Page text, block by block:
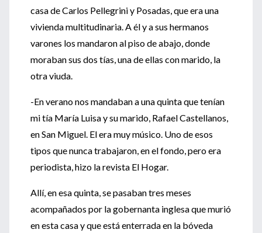
casa de Carlos Pellegrini y Posadas, que era una
vivienda multitudinaria. A él y a sus hermanos
varones los mandaron al piso de abajo, donde
moraban sus dos tías, una de ellas con marido, la
otra viuda.
-En verano nos mandaban a una quinta que tenían
mi tía María Luisa y su marido, Rafael Castellanos,
en San Miguel. El era muy músico. Uno de esos
tipos que nunca trabajaron, en el fondo, pero era
periodista, hizo la revista El Hogar.
Allí, en esa quinta, se pasaban tres meses
acompañados por la gobernanta inglesa que murió
en esta casa y que está enterrada en la bóveda